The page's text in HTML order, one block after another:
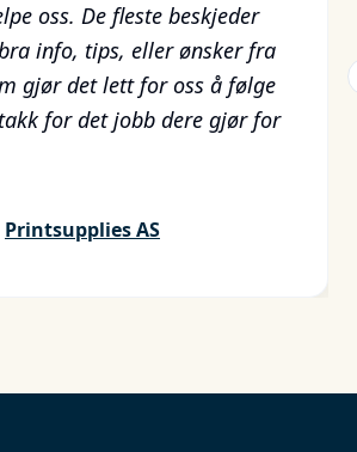
oss. De fleste beskjeder
info, tips, eller ønsker fra
gjør det lett for oss å følge
for det jobb dere gjør for
Printsupplies AS